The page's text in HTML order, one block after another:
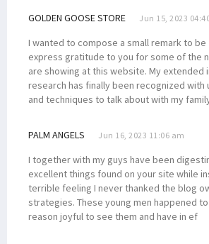
GOLDEN GOOSE STORE Jun 15, 2023
I wanted to compose a small remark to be
express gratitude to you for some of the
are showing at this website. My extended
research has finally been recognized with
and techniques to talk about with my
PALM ANGELS Jun 16, 2023 11:06 am
I together with my guys have been
excellent things found on your site while
terrible feeling I never thanked the blog
strategies. These young men happened
reason joyful to see them and have in ef